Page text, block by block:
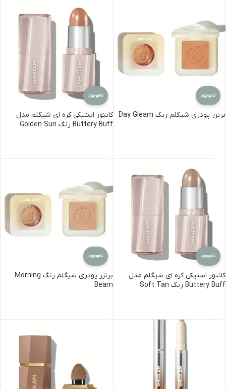
ناموجود
برنزر پودری شیگلم رنگ Day Gleam
ناموجود
کانتور استیکی کره ای شیگلم مدل
Buttery Buff رنگ Golden Sun
ناموجود
کانتور استیکی کره ای شیگلم مدل
Buttery Buff رنگ Soft Tan
ناموجود
برنزر پودری شیگلم رنگ Morning
Beam